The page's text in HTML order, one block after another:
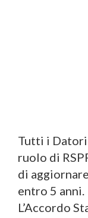
Tutti i
ruolo di
di
entro 5 anni.
L’Accordo